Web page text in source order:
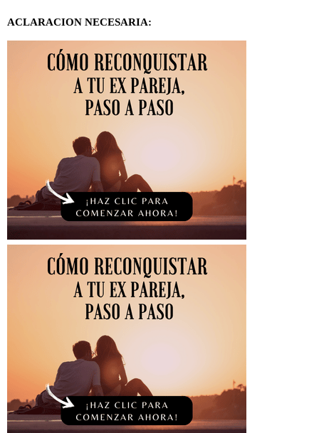
ACLARACION NECESARIA: